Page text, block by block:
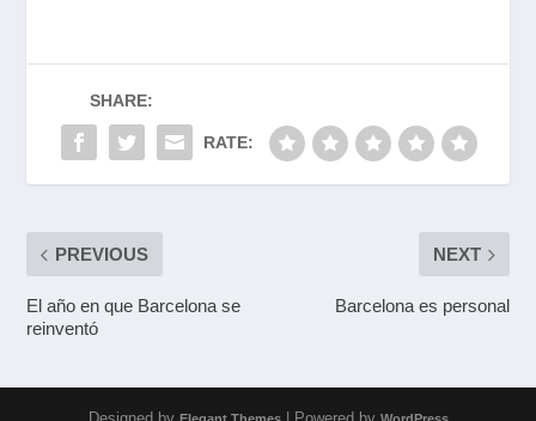
SHARE:
RATE:
PREVIOUS
El año en que Barcelona se
reinventó
NEXT
Barcelona es personal